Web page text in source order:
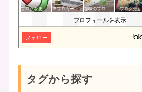
ブログを更新したらここで報告 💙ブロガー応援&更新報告♪💙 趣味のブログを楽しむ会 ブログ更新
プロフィールを表示
フォロー
タグから探す